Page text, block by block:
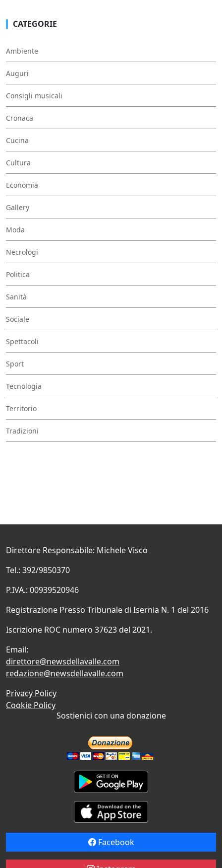
CATEGORIE
Ambiente
Auguri
Consigli musicali
Cronaca
Cucina
Cultura
Economia
Gallery
Moda
Necrologi
Politica
Sanità
Sociale
Spettacoli
Sport
Tecnologia
Territorio
Tradizioni
Direttore Responsabile: Michele Visco
Tel.: 392/9850370
P.IVA.: 00939520946
Registrazione Presso Tribunale di Isernia N. 1 del 2016
Iscrizione ROC numero 37623 del 2021.
Email:
direttore@newsdellavalle.com
redazione@newsdellavalle.com
Privacy Policy
Cookie Policy
Sostienici con una donazione
Facebook